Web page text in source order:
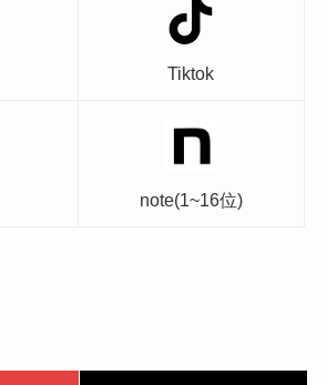
Tiktok
note(1~16位)